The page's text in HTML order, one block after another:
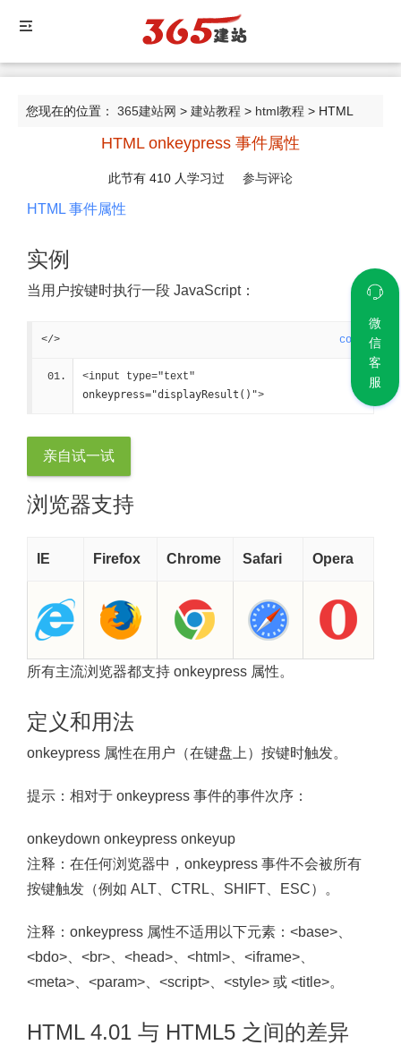
您现在的位置： 365建站网 > 建站教程 > html教程 > HTML
onkeypress 事件属性HTML onkeypress 事件属性
此节有 410 人学习过 参与评论
HTML 事件属性
实例
当用户按键时执行一段 JavaScript：
</> code
onkeypress="displayResult()">
亲自试一试
浏览器支持
IE Firefox Chrome Safari Opera
所有主流浏览器都支持 onkeypress 属性。
定义和用法
onkeypress 属性在用户（在键盘上）按键时触发。
提示： 相对于 onkeypress 事件的事件次序：
onkeydown onkeypress onkeyup
注释： 在任何浏览器中，onkeypress 事件不会被所有
按键触发（例如 ALT、CTRL、SHIFT、ESC）。
注释： onkeypress 属性不适用以下元素：<base>、
<bdo>、<br>、<head>、<html>、<iframe>、
<meta>、<param>、<script>、<style> 或 <title>。
HTML 4.01 与 HTML5 之间的差异
微
信
客
服